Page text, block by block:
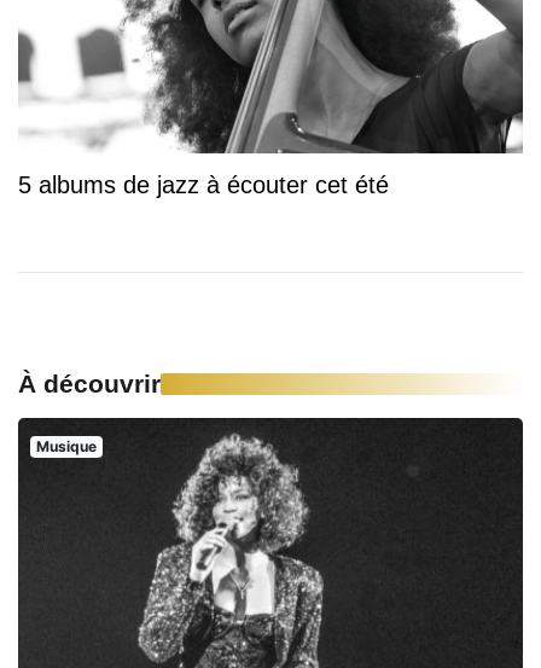
5 albums de jazz à écouter cet été
À découvrir
Musique